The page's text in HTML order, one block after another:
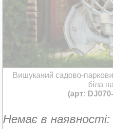
Вишуканий садово-
біла
(арт:
Немає в наявності: